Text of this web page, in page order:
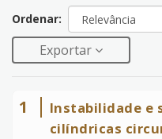
Ordenar:
Exportar
1
Instabilidade e
cilíndricas